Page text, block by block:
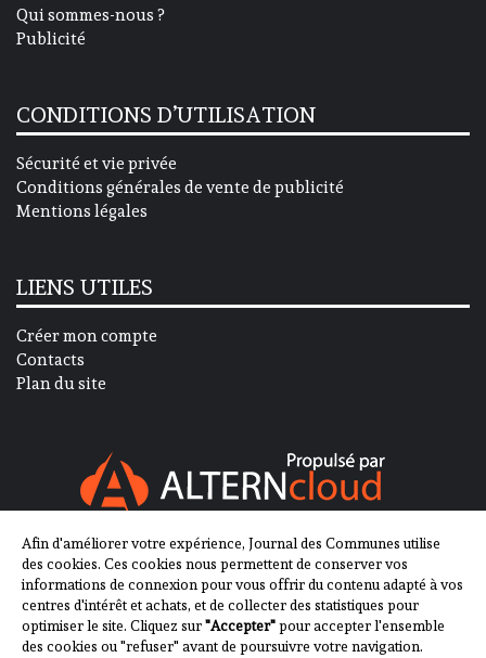
Qui sommes-nous ?
Publicité
CONDITIONS D’UTILISATION
Sécurité et vie privée
Conditions générales de vente de publicité
Mentions légales
LIENS UTILES
Créer mon compte
Contacts
Plan du site
SUIVEZ-NOUS SUR
Afin d'améliorer votre expérience, Journal des Communes utilise
des cookies. Ces cookies nous permettent de conserver vos
informations de connexion pour vous offrir du contenu adapté à vos
centres d'intérêt et achats, et de collecter des statistiques pour
optimiser le site. Cliquez sur"Accepter"pour accepter l'ensemble
des cookies ou "refuser" avant de poursuivre votre navigation.